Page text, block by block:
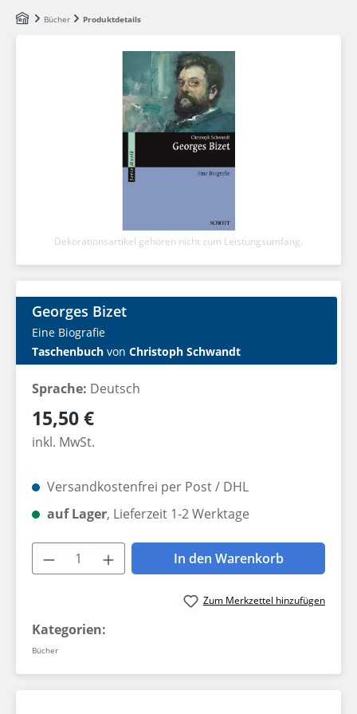
Zum Hauptinhalt springen
Bücher Produktdetails
Dekorationsartikel gehören nicht zum Leistungsumfang.
Georges Bizet
Eine Biografie
Taschenbuch von Christoph Schwandt
Sprache: Deutsch
Regulärer Preis:
15,50 €
inkl. MwSt.
Versandkostenfrei per Post / DHL
auf Lager, Lieferzeit 1-2 Werktage
Produkt Anzahl: Gib den
In den Warenkorb
Zum Merkzettel hinzufügen
Kategorien:
Bücher